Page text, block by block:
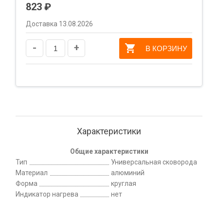
823 ₽
Доставка 13.08.2026
- + В КОРЗИНУ
Характеристики
Общие характеристики
Тип
Универсальная сковорода
Материал
алюминий
Форма
круглая
Индикатор нагрева
нет